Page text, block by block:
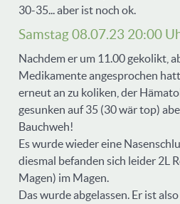
30-35... aber ist noch ok.
Samstag 08.07.23 20:00
Nachdem er um 11.00 gekolikt,
Medikamente angesprochen
erneut an zu koliken, der
gesunken auf 35 (30 wär top)
Bauchweh!
Es wurde wieder eine
diesmal befanden sich leider 2L
Magen) im Magen.
Das wurde abgelassen. Er ist